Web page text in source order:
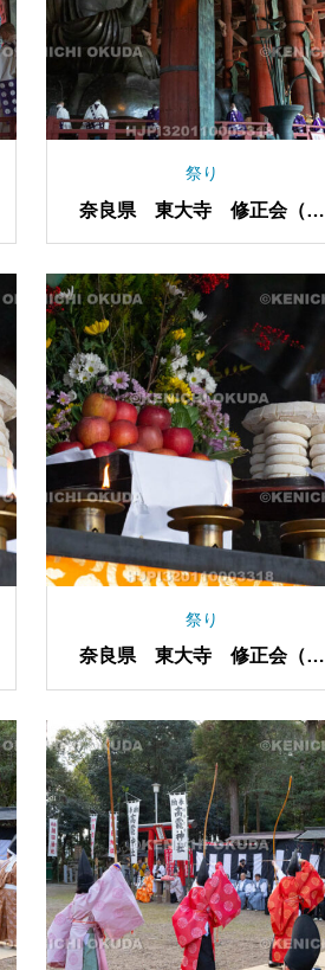
祭り
奈良県 東大寺 修正会（し
ゅしょうえ）
祭り
奈良県 東大寺 修正会（し
ゅしょうえ） 笠餅